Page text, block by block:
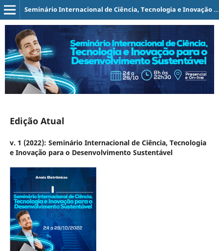
Seminário Internacional de Ciência, Tecnologia e Inovação para o Desenvolvimento Sustentável - Anais Eletrônicos
Edição Atual
v. 1 (2022): Seminário Internacional de Ciência, Tecnologia
e Inovação para o Desenvolvimento Sustentável